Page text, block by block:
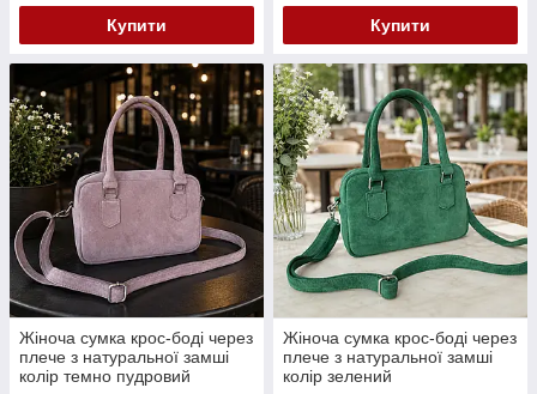
Купити Купити
Жіноча сумка крос-боді через
плече з натуральної замші
колір темно пудровий
Жіноча сумка крос-боді через
плече з натуральної замші
колір зелений